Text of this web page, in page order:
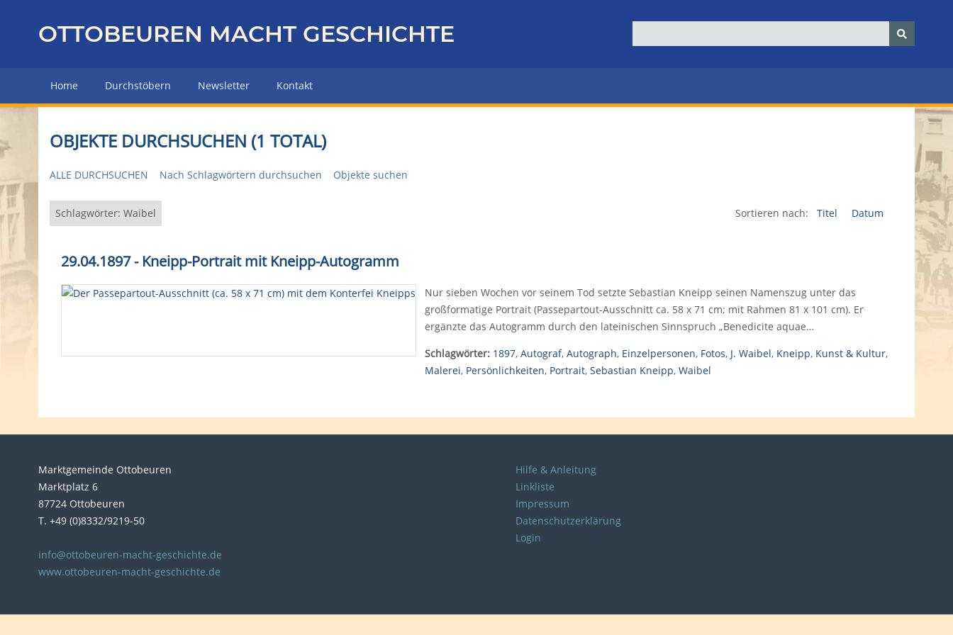
z
r
H
u
p
e
OTTOBEUREN MACHT GESCHICHTE
Home Durchstöbern Newsletter Kontakt
OBJEKTE DURCHSUCHEN (1 TOTAL)
ALLE DURCHSUCHEN Nach Schlagwörtern durchsuchen Objekte suchen
Schlagwörter: Waibel Sortieren nach: Titel Datum
29.04.1897 - Kneipp-Portrait mit Kneipp-Autogramm
Nur sieben Wochen vor seinem Tod setzte Sebastian Kneipp seinen Namenszug unter das
großformatige Portrait (Passepartout-Ausschnitt ca. 58 x 71 cm; mit Rahmen 81 x 101 cm). Er
ergänzte das Autogramm durch den lateinischen Sinnspruch „Benedicite aquae…
Schlagwörter: 1897, Autograf, Autograph, Einzelpersonen, Fotos, J. Waibel, Kneipp, Kunst & Kultur,
Malerei, Persönlichkeiten, Portrait, Sebastian Kneipp, Waibel
Marktgemeinde Ottobeuren
Marktplatz 6
87724 Ottobeuren
T. +49 (0)8332/9219-50
info@ottobeuren-macht-geschichte.de
www.ottobeuren-macht-geschichte.de
Hilfe & Anleitung
Linkliste
Impressum
Datenschutzerklärung
Login